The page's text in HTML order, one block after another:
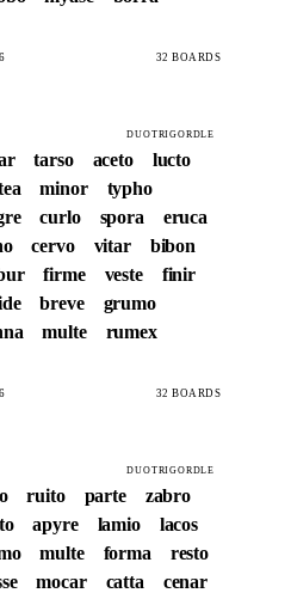
32 BOARDS
DUOTRIGORDLE
tarso aceto
lucto
minor
typho
curlo spora
eruca
cervo vitar
bibon
firme veste
finir
breve
grumo
multe rumex
32 BOARDS
DUOTRIGORDLE
ruito parte
zabro
apyre lamio
lacos
multe forma
resto
mocar catta
cenar